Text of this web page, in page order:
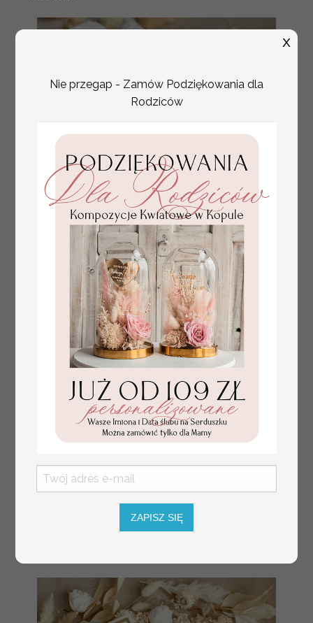
złote winietki na komunię, winietka
dekoracja stołu na komunii, komunijne
winietki z naturalnym kłosem
4.50 PLN
Nie przegap - Zamów Podziękowania dla
Rodziców
ZAPISZ SIĘ
X